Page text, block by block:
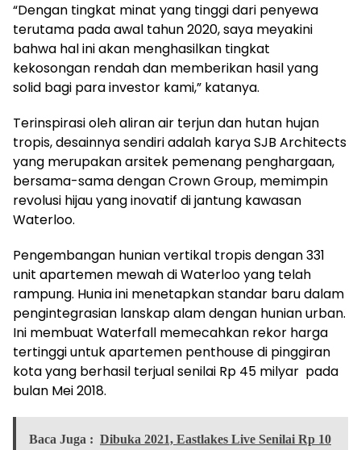
“Dengan tingkat minat yang tinggi dari penyewa
terutama pada awal tahun 2020, saya meyakini
bahwa hal ini akan menghasilkan tingkat
kekosongan rendah dan memberikan hasil yang
solid bagi para investor kami,” katanya.
Terinspirasi oleh aliran air terjun dan hutan hujan
tropis, desainnya sendiri adalah karya SJB Architects
yang merupakan arsitek pemenang penghargaan,
bersama-sama dengan Crown Group, memimpin
revolusi hijau yang inovatif di jantung kawasan
Waterloo.
Pengembangan hunian vertikal tropis dengan 331
unit apartemen mewah di Waterloo yang telah
rampung. Hunia ini menetapkan standar baru dalam
pengintegrasian lanskap alam dengan hunian urban.
Ini membuat Waterfall memecahkan rekor harga
tertinggi untuk apartemen penthouse di pinggiran
kota yang berhasil terjual senilai Rp 45 milyar pada
bulan Mei 2018.
Baca Juga : Dibuka 2021, Eastlakes Live Senilai Rp 10